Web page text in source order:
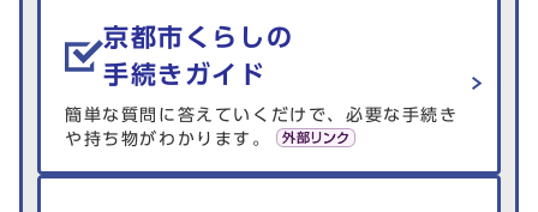
京都市くらしの
手続きガイド
簡単な質問に答えていくだけで、必要な手続き
や持ち物がわかります。